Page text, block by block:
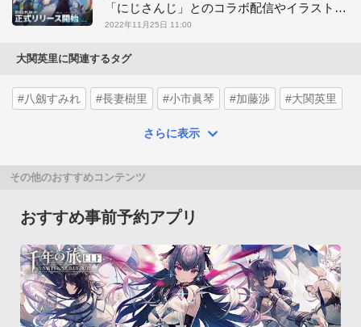
「にじさんじ」とのコラボ配信やイラストコ
ンテスト開催！
2022年11月25日 11:00
大関英里に関連するタグ
#八劔すみれ #長妻樹里 #小市眞琴 #加藤渉 #大関英里
さらに表示
その他のおすすめコンテンツ
おすすめ事前予約アプリ